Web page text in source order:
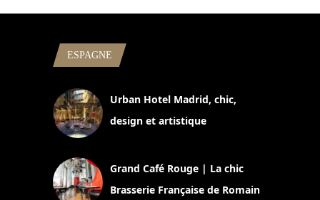
ESPAGNE
Urban Hotel Madrid, chic,
design et artistique
Grand Café Rouge | La chic
Brasserie Française de Romain